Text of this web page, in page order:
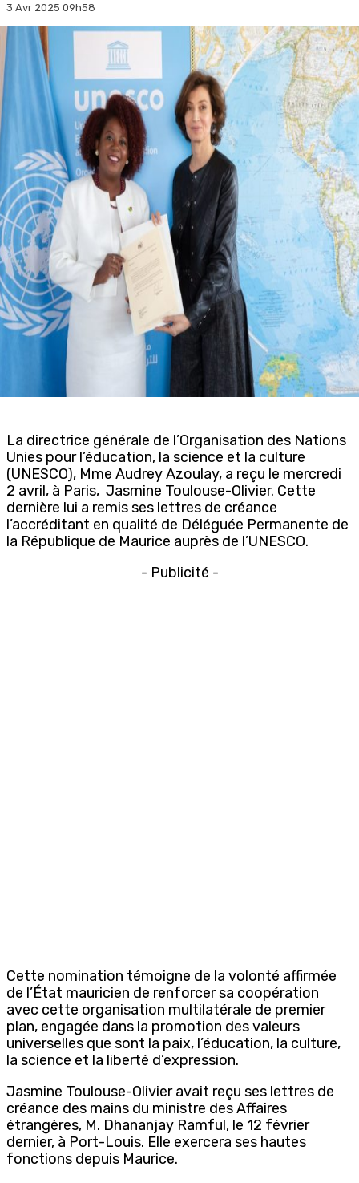
3 Avr 2025 09h58
La directrice générale de l’Organisation des Nations
Unies pour l’éducation, la science et la culture
(UNESCO), Mme Audrey Azoulay, a reçu le mercredi
2 avril, à Paris, Jasmine Toulouse-Olivier. Cette
dernière lui a remis ses lettres de créance
l’accréditant en qualité de Déléguée Permanente de
la République de Maurice auprès de l’UNESCO.
- Publicité -
Cette nomination témoigne de la volonté affirmée
de l’État mauricien de renforcer sa coopération
avec cette organisation multilatérale de premier
plan, engagée dans la promotion des valeurs
universelles que sont la paix, l’éducation, la culture,
la science et la liberté d’expression.
Jasmine Toulouse-Olivier avait reçu ses lettres de
créance des mains du ministre des Affaires
étrangères, M. Dhananjay Ramful, le 12 février
dernier, à Port-Louis. Elle exercera ses hautes
fonctions depuis Maurice.